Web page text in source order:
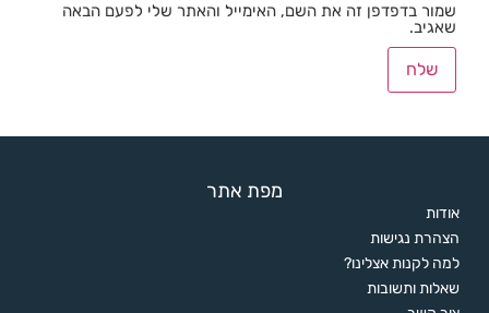
שמור בדפדפן זה את השם, האימייל והאתר שלי לפעם הבאה
שאגיב.
מפת אתר
אודות
הצהרת נגישות
למה לקנות אצלינו?
שאלות ותשובות